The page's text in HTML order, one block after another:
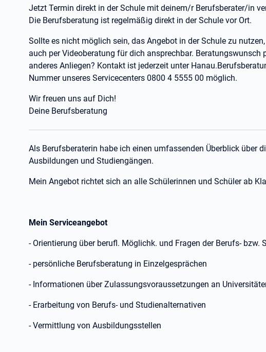
Jetzt Termin direkt in der Schule mit deinem/r Berufsberater/in
Die Berufsberatung ist regelmäßig direkt in der Schule vor Ort.
Sollte es nicht möglich sein, das Angebot in der Schule zu
auch per Videoberatung für dich ansprechbar. Beratungswunsch
anderes Anliegen? Kontakt ist jederzeit unter
Nummer unseres Servicecenters 0800 4 5555 00 möglich.
Wir freuen uns auf Dich!
Deine Berufsberatung
Als Berufsberaterin habe ich einen umfassenden Überblick über
Ausbildungen und Studiengängen.
Mein Angebot richtet sich an alle Schülerinnen und Schüler ab
Mein Serviceangebot
- Orientierung über berufl. Möglichk. und Fragen der Berufs- bzw.
- persönliche Berufsberatung in Einzelgesprächen
- Informationen über Zulassungsvoraussetzungen an
- Erarbeitung von Berufs- und Studienalternativen
- Vermittlung von Ausbildungsstellen